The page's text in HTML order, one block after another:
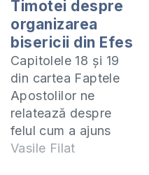
Timotei despre
organizarea
bisericii din Efes
Capitolele 18 şi 19
din cartea Faptele
Apostolilor ne
relatează despre
felul cum a ajuns
Apostolul Pavel la
Vasile Filat